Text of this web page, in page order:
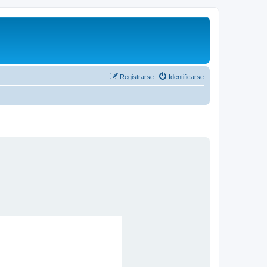
Identificarse
Registrarse